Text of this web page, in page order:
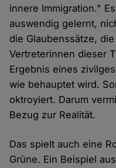
innere Immigration."
auswendig gelernt,
die Glaubenssätze,
Vertreterinnen dieser
Ergebnis eines
wie behauptet wird.
oktroyiert. Darum
Bezug zur Realität.
Das spielt auch eine
Grüne. Ein Beispiel